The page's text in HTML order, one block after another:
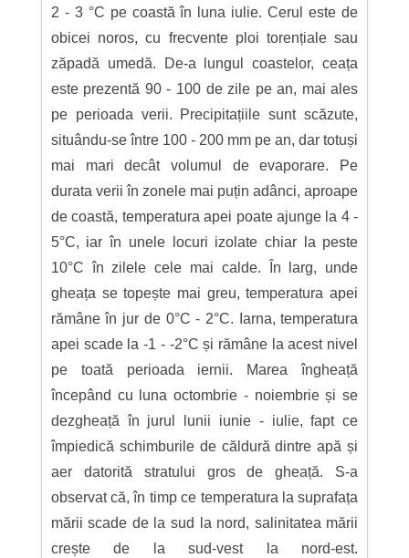
2 - 3 °C pe coastă în luna iulie. Cerul este de
obicei noros, cu frecvente ploi torențiale sau
zăpadă umedă. De-a lungul coastelor, ceața
este prezentă 90 - 100 de zile pe an, mai ales
pe perioada verii. Precipitațiile sunt scăzute,
situându-se între 100 - 200 mm pe an, dar totuși
mai mari decât volumul de evaporare. Pe
durata verii în zonele mai puțin adânci, aproape
de coastă, temperatura apei poate ajunge la 4 -
5°C, iar în unele locuri izolate chiar la peste
10°C în zilele cele mai calde. În larg, unde
gheața se topește mai greu, temperatura apei
rămâne în jur de 0°C - 2°C. Iarna, temperatura
apei scade la -1 - -2°C și rămâne la acest nivel
pe toată perioada iernii. Marea îngheață
începând cu luna octombrie - noiembrie și se
dezgheață în jurul lunii iunie - iulie, fapt ce
împiedică schimburile de căldură dintre apă și
aer datorită stratului gros de gheață. S-a
observat că, în timp ce temperatura la suprafața
mării scade de la sud la nord, salinitatea mării
crește de la sud-vest la nord-est.